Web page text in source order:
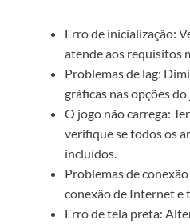
Erro de inicialização:
atende aos requisitos
Problemas de lag:
gráficas nas opções do
O jogo não carrega:
verifique se todos os
incluídos.
Problemas de
conexão de Internet e
Erro de tela preta: